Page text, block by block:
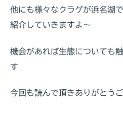
他にも様々なクラゲが浜名湖
紹介していきますよ～
機会があれば生態についても
す
今回も読んで頂きありがとう